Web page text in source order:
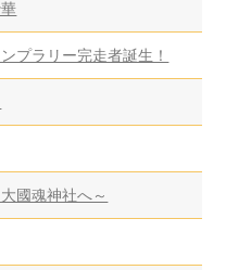
プラリー完走者誕生！
國魂神社へ～